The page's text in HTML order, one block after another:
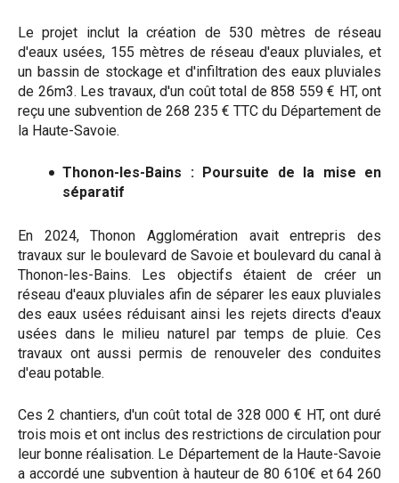
Le projet inclut la création de 530 mètres de réseau
d'eaux usées, 155 mètres de réseau d'eaux pluviales, et
un bassin de stockage et d'infiltration des eaux pluviales
de 26m3. Les travaux, d'un coût total de 858 559 € HT, ont
reçu une subvention de 268 235 € TTC du Département de
la Haute-Savoie.
Thonon-les-Bains : Poursuite de la mise en
séparatif
En 2024, Thonon Agglomération avait entrepris des
travaux sur le boulevard de Savoie et boulevard du canal à
Thonon-les-Bains. Les objectifs étaient de créer un
réseau d'eaux pluviales afin de séparer les eaux pluviales
des eaux usées réduisant ainsi les rejets directs d'eaux
usées dans le milieu naturel par temps de pluie. Ces
travaux ont aussi permis de renouveler des conduites
d'eau potable.
Ces 2 chantiers, d'un coût total de 328 000 € HT, ont duré
trois mois et ont inclus des restrictions de circulation pour
leur bonne réalisation. Le Département de la Haute-Savoie
a accordé une subvention à hauteur de 80 610€ et 64 260